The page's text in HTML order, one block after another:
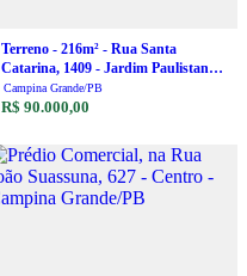
Terreno - 216m² - Rua Santa
Catarina, 1409 - Jardim Paulistano -
Campina Grande/PB - Parcelamento
em até 60x
Campina Grande/PB
R$ 90.000,00